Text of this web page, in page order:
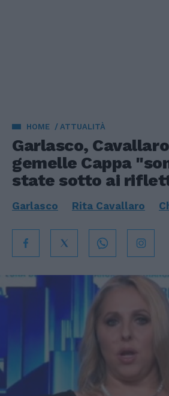
HOME ATTUALITÀ
Garlasco,
gemelle Cappa
state sotto ai
Garlasco Rita Cavallaro